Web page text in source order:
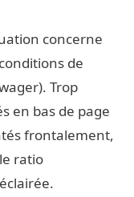
concerne
de
Trop
en bas de page
frontalement,
ratio